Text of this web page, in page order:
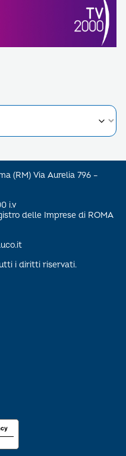
(RM) Via Aurelia 796 –
i.v
delle Imprese di ROMA
i diritti riservati.